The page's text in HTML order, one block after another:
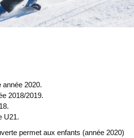
année 2020.
2018/2019.
U21.
permet aux enfants (année 2020)